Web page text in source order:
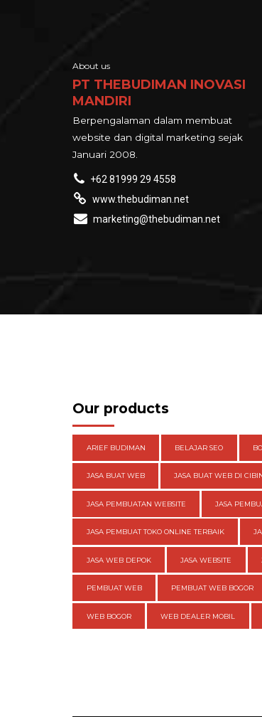
About us
PT THEBUDIMAN INOVASI
MANDIRI
Berpengalaman dalam membuat
website dan digital marketing sejak
Januari 2008.
+62 81999 29 4558
www.thebudiman.net
marketing@thebudiman.net
Our products
ARIEF BUDIMAN BELAJAR SEO
JASA BUAT WEB JASA BUAT WEB DI
JASA PEMBUATAN WEBSITE JASA
JASA PEMBUAT TOKO ONLINE TERBAIK
JASA WEB DEPOK JASA WEBSITE
PEMBUAT WEB PEMBUAT WEB BOGOR
WEB BOGOR WEB DEALER MOBIL